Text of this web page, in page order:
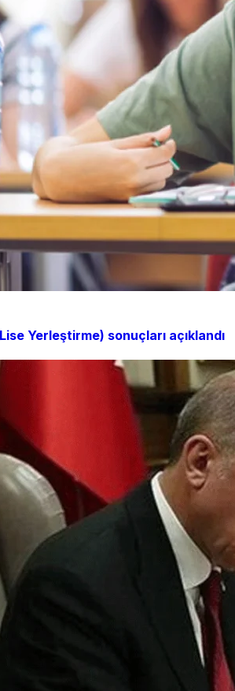
Yerleştirme) sonuçları açıklandı